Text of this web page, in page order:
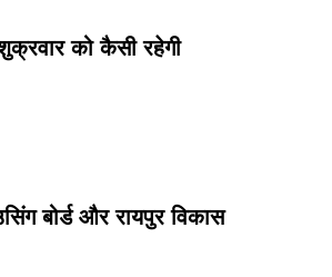
को कैसी रहेगी
बोर्ड और रायपुर विकास